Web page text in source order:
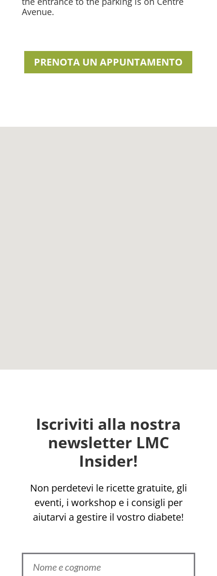
Avenue.
PRENOTA UN APPUNTAMENTO
Iscriviti alla nostra
newsletter LMC
Insider!
Non perdetevi le ricette gratuite, gli
eventi, i workshop e i consigli per
aiutarvi a gestire il vostro diabete!